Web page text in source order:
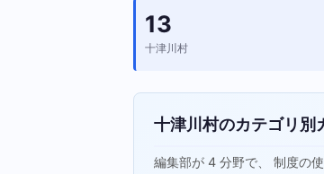
13
十津川村
十津川村のカテゴリ別
編集部が 4 分野で、 制度の